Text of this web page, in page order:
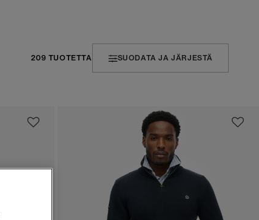
209 TUOTETTA SUODATA JA JÄRJESTÄ